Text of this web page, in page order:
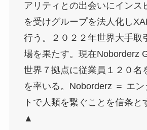
アリティとの出会いにインス
を受けグループを法人化し
行う。２０２２年世界大手取
場を果たす。現在Noborderz
世界７拠点に従業員１２０名
を率いる。Noborderz ＝ エ
トで人類を繋ぐことを信条と
▲